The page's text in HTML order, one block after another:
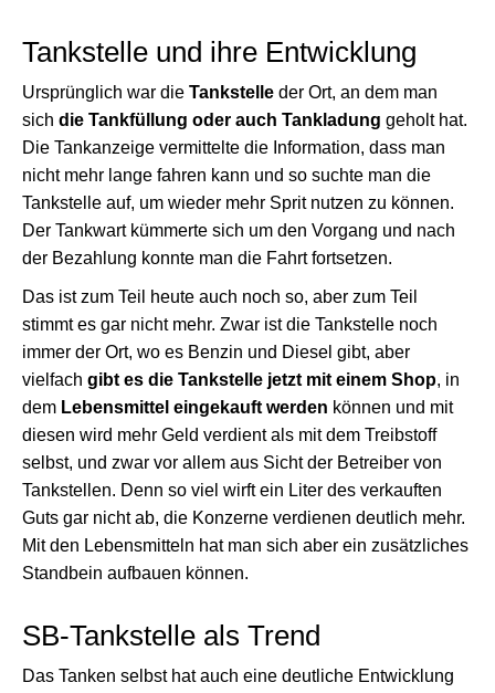
Tankstelle und ihre Entwicklung
Ursprünglich war die Tankstelle der Ort, an dem man
sich die Tankfüllung oder auch Tankladung geholt hat.
Die Tankanzeige vermittelte die Information, dass man
nicht mehr lange fahren kann und so suchte man die
Tankstelle auf, um wieder mehr Sprit nutzen zu können.
Der Tankwart kümmerte sich um den Vorgang und nach
der Bezahlung konnte man die Fahrt fortsetzen.
Das ist zum Teil heute auch noch so, aber zum Teil
stimmt es gar nicht mehr. Zwar ist die Tankstelle noch
immer der Ort, wo es Benzin und Diesel gibt, aber
vielfach gibt es die Tankstelle jetzt mit einem Shop, in
dem Lebensmittel eingekauft werden können und mit
diesen wird mehr Geld verdient als mit dem Treibstoff
selbst, und zwar vor allem aus Sicht der Betreiber von
Tankstellen. Denn so viel wirft ein Liter des verkauften
Guts gar nicht ab, die Konzerne verdienen deutlich mehr.
Mit den Lebensmitteln hat man sich aber ein zusätzliches
Standbein aufbauen können.
SB-Tankstelle als Trend
Das Tanken selbst hat auch eine deutliche Entwicklung